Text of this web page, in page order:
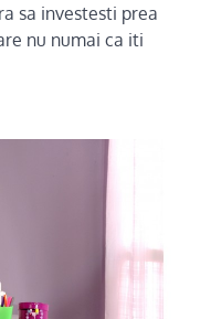
sa investesti prea
nu numai ca iti